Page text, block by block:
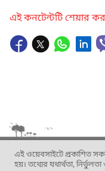
এই কনটেন্টটি শেয়ার
এই ওয়েবসাইটে প্রকাশিত
হয়। তথ্যের যথার্থতা,